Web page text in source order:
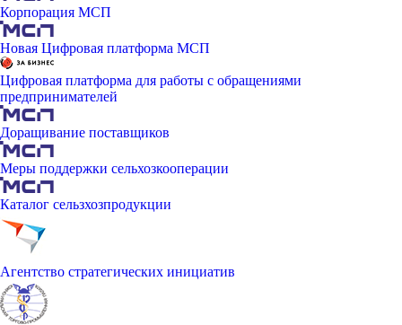
Корпорация МСП
Новая Цифровая платформа МСП
Цифровая платформа для работы с обращениями
предпринимателей
Доращивание поставщиков
Меры поддержки сельхозкооперации
Каталог сельзхозпродукции
Агентство стратегических инициатив